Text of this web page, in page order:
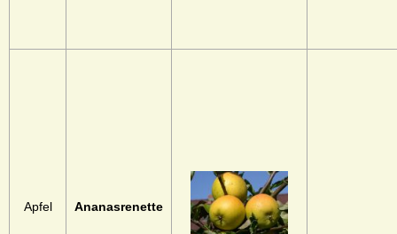
Apfel Ananasrenette